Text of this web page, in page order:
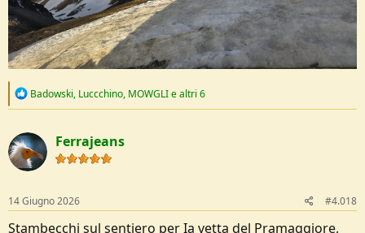
R
c
t
i
o
s
:
Badowski, Luccchino, MOWGLIe altri 6
Ferrajeans
14 Giugno 2026 #4.018
Stambecchi sul sentiero per Ia vetta del Pramaggiore,